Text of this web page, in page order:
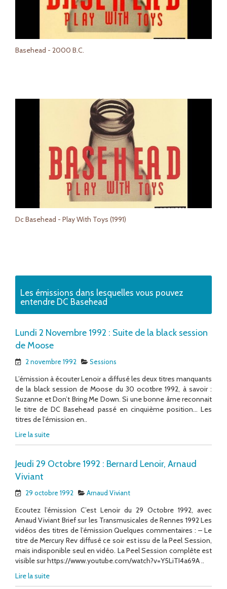
Basehead - 2000 B.C.
Dc Basehead - Play With Toys (1991)
Les émissions dans lesquelles vous pouvez
entendre DC Basehead
Lundi 2 Novembre 1992 : Suite de la black session
de Moose
2 novembre 1992 Sessions
L’émission à écouter Lenoir a diffusé les deux titres manquants
de la black session de Moose du 30 ocotbre 1992, à savoir :
Suzanne et Don’t Bring Me Down. Si une bonne âme reconnait
le titre de DC Basehead passé en cinquième position… Les
titres de l’émission en..
Lire la suite
Jeudi 29 Octobre 1992 : Bernard Lenoir, Arnaud
Viviant
29 octobre 1992 Arnaud Viviant
Ecoutez l’émission C’est Lenoir du 29 Octobre 1992, avec
Arnaud Viviant Brief sur les Transmusicales de Rennes 1992 Les
vidéos des titres de l’émission Quelques commentaires : – Le
titre de Mercury Rev diffusé ce soir est issu de la Peel Session,
mais indisponible seul en vidéo. La Peel Session complète est
visible sur https://www.youtube.com/watch?v=Y5LiTI4a69A ..
Lire la suite